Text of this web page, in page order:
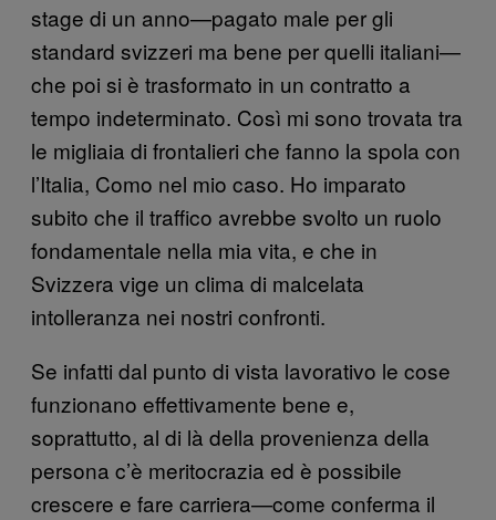
stage di un anno—pagato male per gli
standard svizzeri ma bene per quelli italiani—
che poi si è trasformato in un contratto a
tempo indeterminato. Così mi sono trovata tra
le migliaia di frontalieri che fanno la spola con
l’Italia, Como nel mio caso. Ho imparato
subito che il traffico avrebbe svolto un ruolo
fondamentale nella mia vita, e che in
Svizzera vige un clima di malcelata
intolleranza nei nostri confronti.
Se infatti dal punto di vista lavorativo le cose
funzionano effettivamente bene e,
soprattutto, al di là della provenienza della
persona c’è meritocrazia ed è possibile
crescere e fare carriera—come conferma il